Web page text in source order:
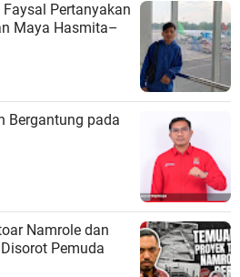
Pertanyakan
Maya Hasmita–
Bergantung pada
Namrole dan
Pemuda